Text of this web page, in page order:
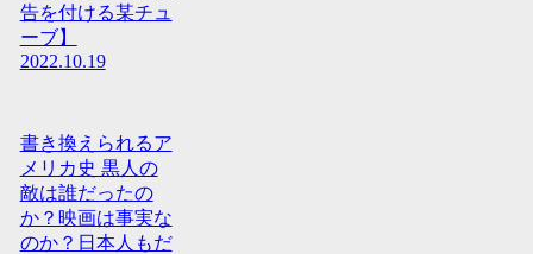
告を付ける某チュ
ーブ】
2022.10.19
書き換えられるア
メリカ史 黒人の
敵は誰だったの
か？映画は事実な
のか？日本人もだ